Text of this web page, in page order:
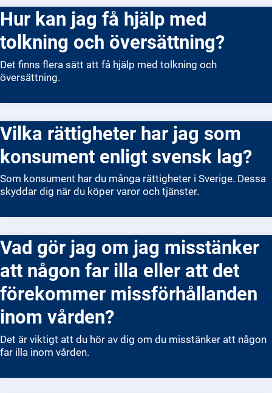
Hur kan jag få hjälp med
tolkning och översättning?
Det finns flera sätt att få hjälp med tolkning och
översättning.
Vilka rättigheter har jag som
konsument enligt svensk lag?
Som konsument har du många rättigheter i Sverige. Dessa
skyddar dig när du köper varor och tjänster.
Vad gör jag om jag misstänker
att någon far illa eller att det
förekommer missförhållanden
inom vården?
Det är viktigt att du hör av dig om du misstänker att någon
far illa inom vården.